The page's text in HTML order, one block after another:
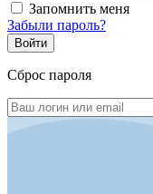
Запомнить меня
Забыли пароль?
Сброс пароля